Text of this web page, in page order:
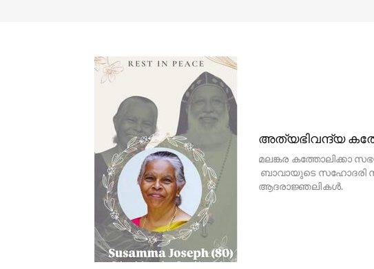
അത്യഭിവന്ദ്യ
മലങ്കര കത്തോലിക്കാ
ബാവായുടെ സഹോദരി
ആദരാജ്ഞലികൾ.